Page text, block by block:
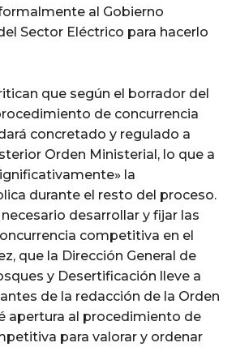
al Gobierno
Sector Eléctrico para hacerlo
que según el borrador del
de concurrencia
concretado y regulado a
Orden Ministerial, lo que a
la
durante el resto del proceso.
desarrollar y fijar las
competitiva en el
que la Dirección General de
y Desertificación lleve a
de la redacción de la Orden
apertura al procedimiento de
para valorar y ordenar